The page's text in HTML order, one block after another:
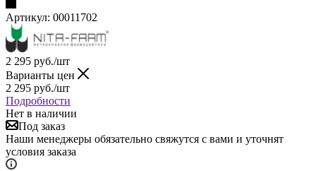
Артикул: 00011702
2 295 руб./шт
Варианты цен
2 295 руб./шт
Подробности
Нет в наличии
Под заказ
Наши менеджеры обязательно свяжутся с вами и уточнят
условия заказа